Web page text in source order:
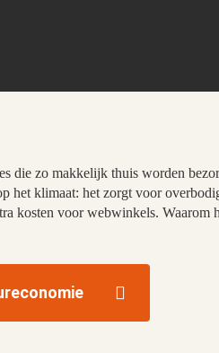
die zo makkelijk thuis worden
het klimaat: het zorgt voor
kosten voor webwinkels. Waarom